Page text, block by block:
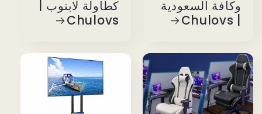
وكافة السعودية
كطاولة لابتوب |
Chulovs